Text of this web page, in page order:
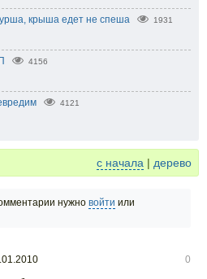
крыша едет не спеша 1931
4156
4121
с начала | дерево
нужно войти или
0